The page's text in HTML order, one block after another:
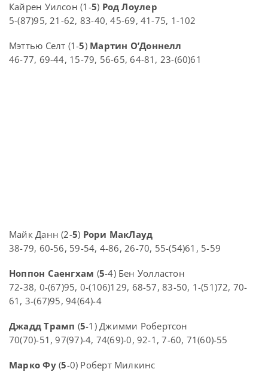
Кайрен Уилсон (1-5) Род Лоулер
5-(87)95, 21-62, 83-40, 45-69, 41-75, 1-102
Мэттью Селт (1-5) Мартин О’Доннелл
46-77, 69-44, 15-79, 56-65, 64-81, 23-(60)61
Майк Данн (2-5) Рори МакЛауд
38-79, 60-56, 59-54, 4-86, 26-70, 55-(54)61, 5-59
Ноппон Саенгхам (5-4) Бен Уолластон
72-38, 0-(67)95, 0-(106)129, 68-57, 83-50, 1-(51)72, 70-
61, 3-(67)95, 94(64)-4
Джадд Трамп (5-1) Джимми Робертсон
70(70)-51, 97(97)-4, 74(69)-0, 92-1, 7-60, 71(60)-55
Марко Фу(5-0) Роберт Милкинс